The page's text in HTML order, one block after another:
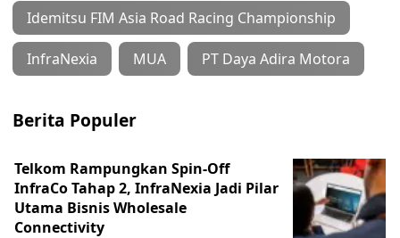
Idemitsu FIM Asia Road Racing Championship
InfraNexia MUA PT Daya Adira Motora
Berita Populer
Telkom Rampungkan Spin-Off
InfraCo Tahap 2, InfraNexia Jadi Pilar
Utama Bisnis Wholesale
Connectivity